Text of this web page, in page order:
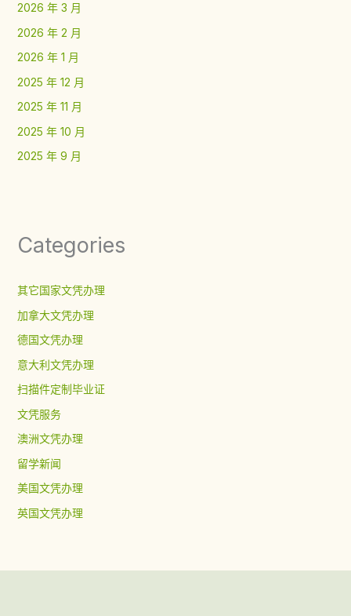
2026 年 3 月
2026 年 2 月
2026 年 1 月
2025 年 12 月
2025 年 11 月
2025 年 10 月
2025 年 9 月
Categories
其它国家文凭办理
加拿大文凭办理
德国文凭办理
意大利文凭办理
扫描件定制毕业证
文凭服务
澳洲文凭办理
留学新闻
美国文凭办理
英国文凭办理